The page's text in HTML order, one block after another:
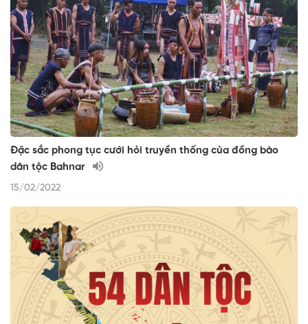
Đặc sắc phong tục cưới hỏi truyền thống của đồng bào
dân tộc Bahnar
15/02/2022